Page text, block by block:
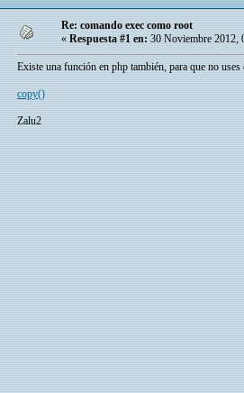
Re: comando exec como root
« Respuesta #1 en: 30 Noviembre 2012,
Existe una función en php también, para que no uses
copy()
Zalu2